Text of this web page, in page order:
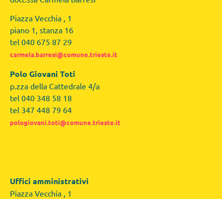
Piazza Vecchia , 1
piano 1, stanza 16
tel 040 675 87 29
carmela.barresi@comune.trieste.it
Polo Giovani Toti
p.zza della Cattedrale 4/a
tel 040 348 58 18
tel 347 448 79 64
pologiovani.toti@comune.trieste.it
Uffici amministrativi
Piazza Vecchia , 1